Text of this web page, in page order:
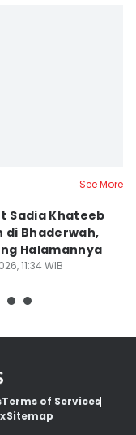
See More
Sadia Khateeb
di Bhaderwah,
Halamannya
11:34 WIB
Terms of Services
Sitemap